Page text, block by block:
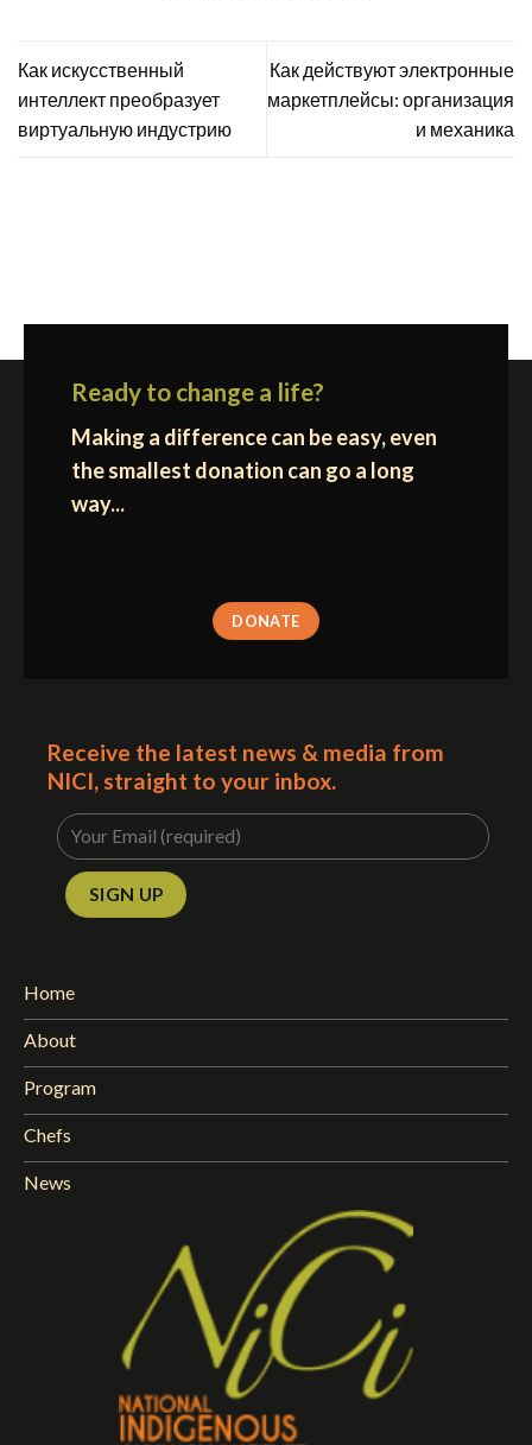
Как искусственный
интеллект преобразует
виртуальную индустрию
Как действуют электронные
маркетплейсы: организация
и механика
Ready to change a life?
Making a difference can be easy, even
the smallest donation can go a long
way...
DONATE
Receive the latest news & media from
NICI, straight to your inbox.
Home
About
Program
Chefs
News